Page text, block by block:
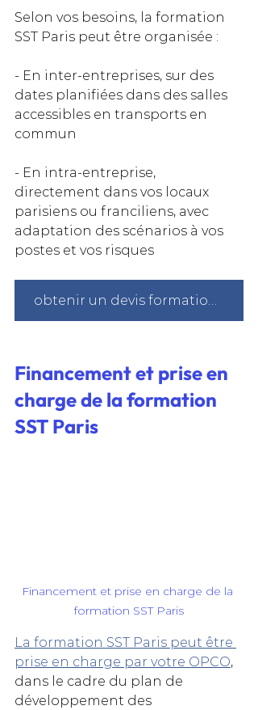
Selon vos besoins, la formation
SST Paris peut être organisée :
- En inter-entreprises, sur des
dates planifiées dans des salles
accessibles en transports en
commun
- En intra-entreprise,
directement dans vos locaux
parisiens ou franciliens, avec
adaptation des scénarios à vos
postes et vos risques
Financement et prise en
charge de la formation
SST Paris
Financement et prise en charge de la
formation SST Paris
La formation SST Paris peut être
prise en charge par votre OPCO,
dans le cadre du plan de
développement des